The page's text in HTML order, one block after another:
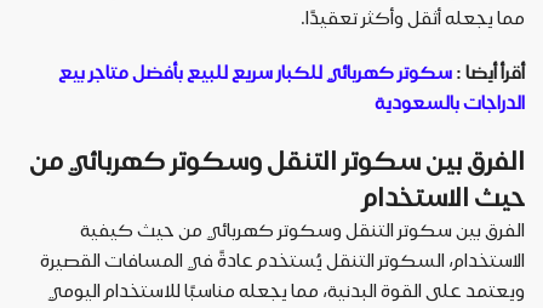
مما يجعله أثقل وأكثر تعقيدًا.
أقرأ أيضا : سكوتر كهربائي للكبار سريع للبيع بأفضل متاجر بيع
الدراجات بالسعودية
الفرق بين سكوتر التنقل وسكوتر كهربائي من
حيث الاستخدام
الفرق بين سكوتر التنقل وسكوتر كهربائي من حيث كيفية
الاستخدام، السكوتر التنقل يُستخدم عادةً في المسافات القصيرة
ويعتمد على القوة البدنية، مما يجعله مناسبًا للاستخدام اليومي